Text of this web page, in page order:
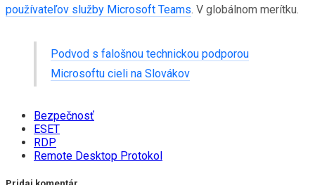
používateľov služby Microsoft Teams. V globálnom merítku.
Podvod s falošnou technickou podporou
Microsoftu cieli na Slovákov
Bezpečnosť
ESET
RDP
Remote Desktop Protokol